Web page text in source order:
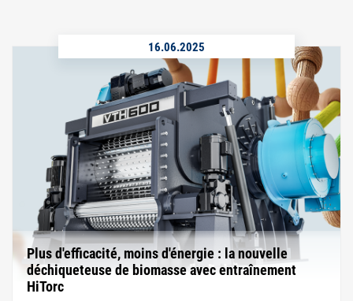
16.06.2025
Plus d'efficacité, moins d'énergie : la nouvelle
déchiqueteuse de biomasse avec entraînement
HiTorc